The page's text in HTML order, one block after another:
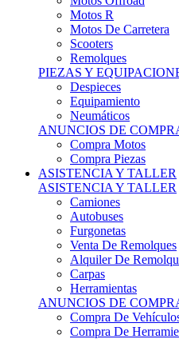
Motos R
Motos De Carretera
Scooters
Remolques
PIEZAS Y
Despieces
Equipamiento
Neumáticos
ANUNCIOS DE
Compra Motos
Compra Piezas
ASISTENCIA Y TALLER
ASISTENCIA Y TALLER
Camiones
Autobuses
Furgonetas
Venta De Remolques
Alquiler De
Carpas
Herramientas
ANUNCIOS DE
Compra De
Compra De